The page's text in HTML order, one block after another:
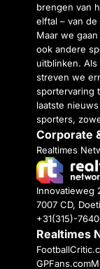
brengen van
elftal – van
Maar we
ook andere
uitblinken.
streven we
sportervaring
laatste
sporters,
Corporate
Realtimes
Innovatieweg
7007 CD,
+31(315)-
Realtimes
GPFans.com